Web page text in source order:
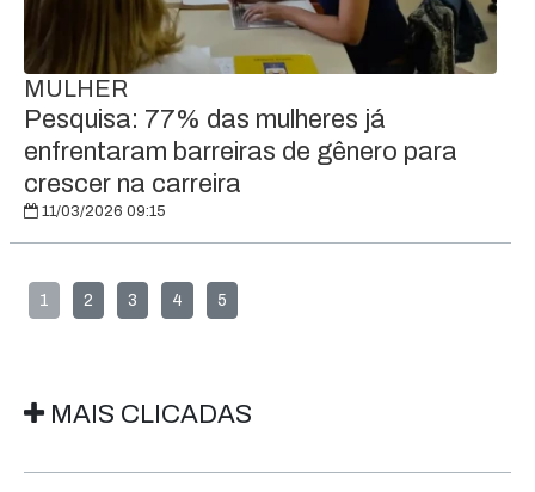
MULHER
Pesquisa: 77% das mulheres já
enfrentaram barreiras de gênero para
crescer na carreira
11/03/2026 09:15
1 2 3 4 5
MAIS CLICADAS